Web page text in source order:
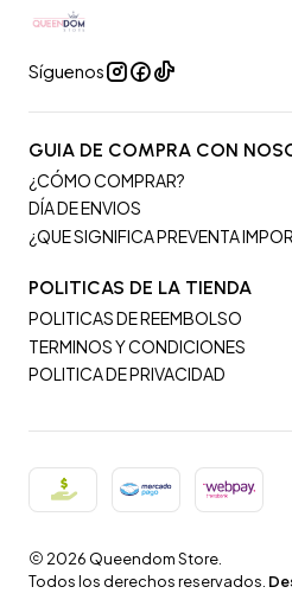
Síguenos
GUIA DE COMPRA CON
¿CÓMO COMPRAR?
DÍA DE ENVIOS
¿QUE SIGNIFICA PREVENTA
POLITICAS DE LA TIENDA
POLITICAS DE REEMBOLSO
TERMINOS Y CONDICIONES
POLITICA DE PRIVACIDAD
2026 Queendom Store.
Todos los derechos reservados.